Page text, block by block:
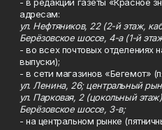
- в редакции газеты «Красное
адресам:
ул. Нефтяников, 22 (2-й этаж,
Берёзовское шоссе, 4-а (1-й
- во всех почтовых отделениях
выпуски);
- в сети магазинов «Бегемот»
ул. Ленина, 26; центральный
ул. Парковая, 2 (цокольный
Берёзовское шоссе, 3-в;
- на центральном рынке